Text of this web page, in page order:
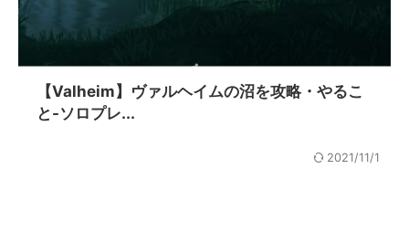
【Valheim】ヴァルヘイムの沼を攻略・やるこ
と-ソロプレ...
2021/11/1